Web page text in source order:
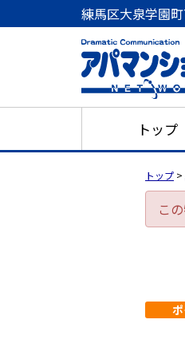
練馬区大泉学園
トップ
トップ >
こ